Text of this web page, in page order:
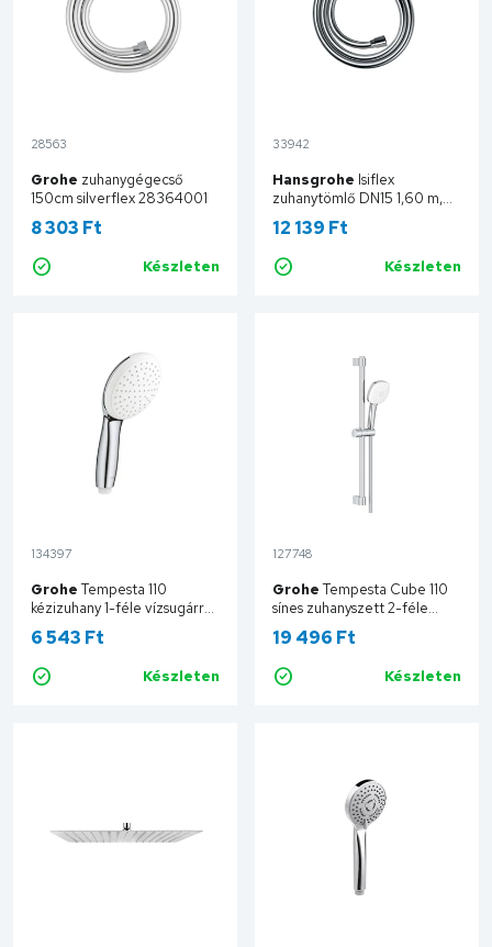
28563
Grohe zuhanygégecső
150cm silverflex 28364001
8 303 Ft
Készleten
Kosárba
33942
Hansgrohe Isiflex
zuhanytömlő DN15 1,60 m,
króm 28276000
12 139 Ft
Készleten
Kosárba
134397
GroheTempesta 110
kézizuhany 1-féle vízsugárral
(kerek) 27923003
6 543 Ft
Készleten
Kosárba
127748
GroheTempesta Cube 110
sínes zuhanyszett 2-féle
vízsugárral (szögletes)
27578003
19 496 Ft
Készleten
Kosárba